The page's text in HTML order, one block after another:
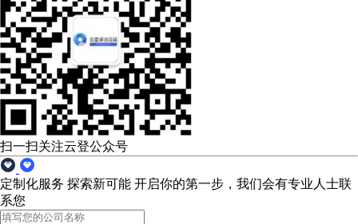
扫一扫关注云登公众号
定制化服务 探索新可能 开启你的第一步，我们会有专业人士联
系您